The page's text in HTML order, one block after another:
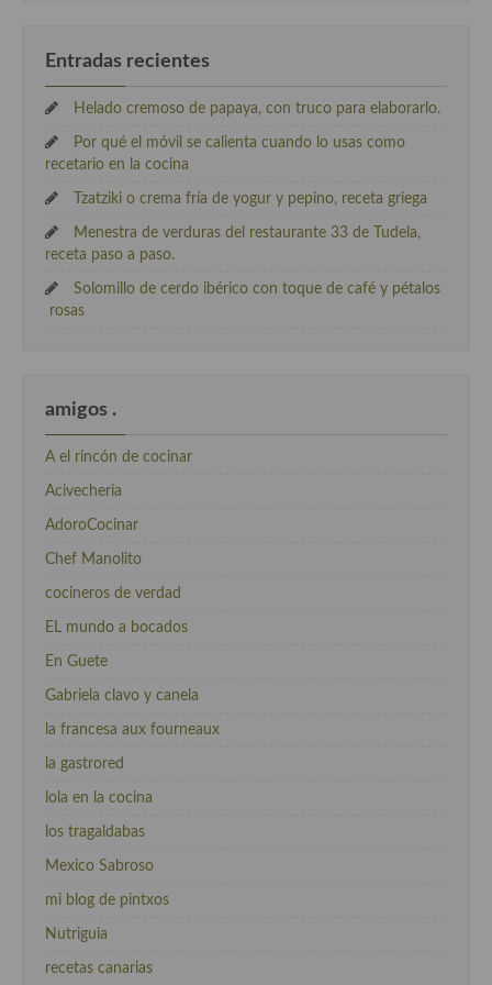
Entradas recientes
Helado cremoso de papaya, con truco para elaborarlo.
Por qué el móvil se calienta cuando lo usas como
recetario en la cocina
Tzatziki o crema fría de yogur y pepino, receta griega
Menestra de verduras del restaurante 33 de Tudela,
receta paso a paso.
Solomillo de cerdo ibérico con toque de café y pétalos
rosas
amigos .
A el rincón de cocinar
Acivecheria
AdoroCocinar
Chef Manolito
cocineros de verdad
EL mundo a bocados
En Guete
Gabriela clavo y canela
la francesa aux fourneaux
la gastrored
lola en la cocina
los tragaldabas
Mexico Sabroso
mi blog de pintxos
Nutriguia
recetas canarias